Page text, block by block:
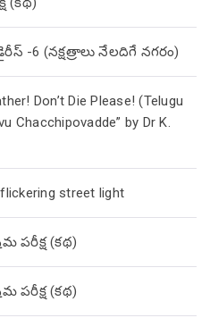
-6 (నక్షత్రాలు నేలదిగే నగరం)
Don’t Die Please! (Telugu
Chacchipovadde” by Dr K.
street light
పరీక్ష (క‌థ‌)
పరీక్ష (క‌థ‌)